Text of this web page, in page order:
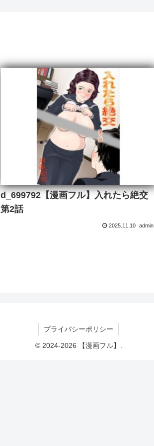
d_699792【漫画フル】入れたら絶交
第2話
2025.11.10 admin
プライバシーポリシー
© 2024-2026 【漫画フル】.